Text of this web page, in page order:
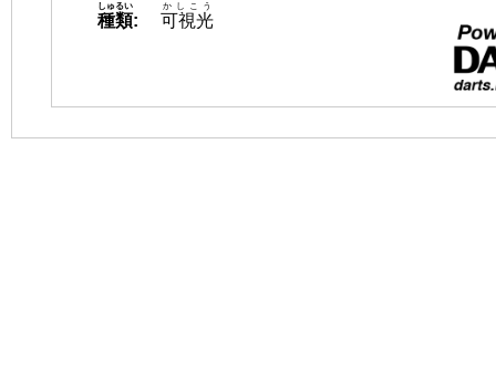
種類
しゅるい
: 可視光
かしこう